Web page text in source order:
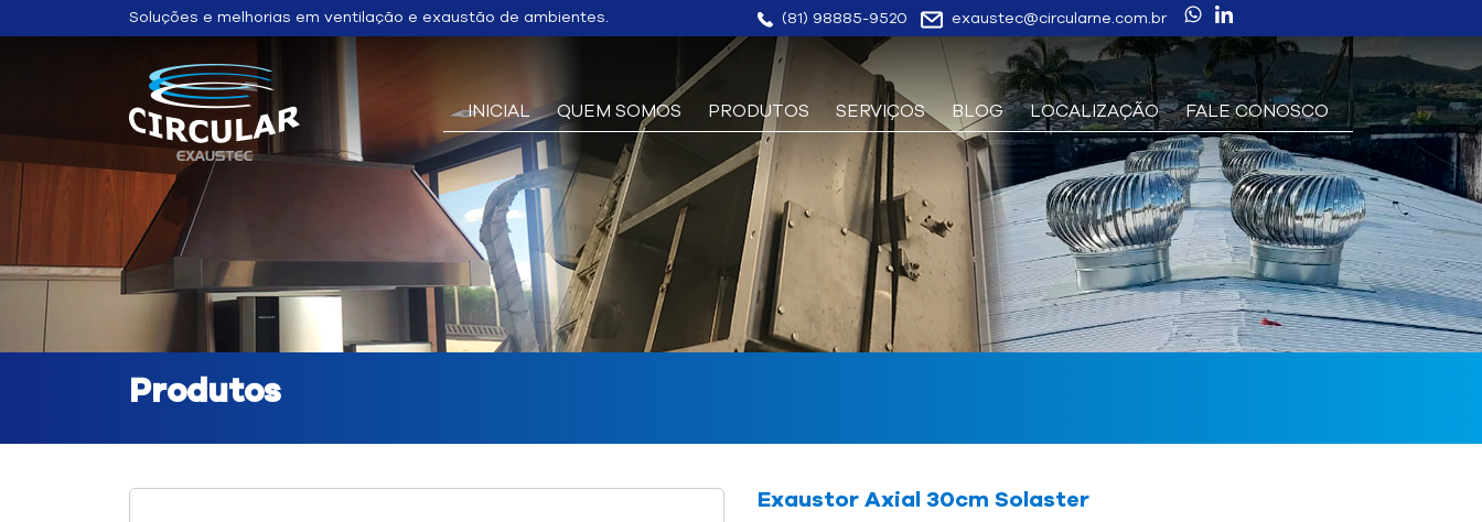
Soluções e melhorias em ventilação e exaustão de ambientes. (81) 98885-9520 exaustec@circularne.com.br
INICIAL QUEM SOMOS PRODUTOS SERVIÇOS BLOG LOCALIZAÇÃO FALE CONOSCO
Produtos
Exaustor Axial 30cm Solaster